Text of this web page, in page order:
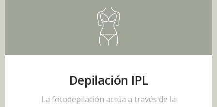
Depilación IPL
La fotodepilación actúa a través de la